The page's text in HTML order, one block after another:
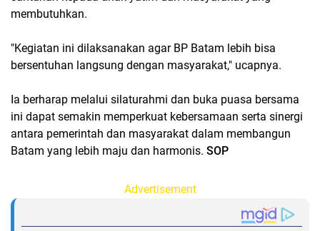
membutuhkan.
"Kegiatan ini dilaksanakan agar BP Batam lebih bisa
bersentuhan langsung dengan masyarakat," ucapnya.
Ia berharap melalui silaturahmi dan buka puasa bersama
ini dapat semakin memperkuat kebersamaan serta sinergi
antara pemerintah dan masyarakat dalam membangun
Batam yang lebih maju dan harmonis. SOP
Advertisement